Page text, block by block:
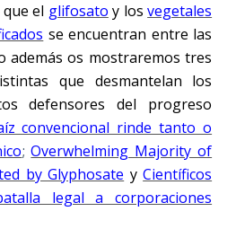
el glifosato y los vegetales
se encuentran entre las
además os mostraremos tres
que desmantelan los
defensores del progreso
convencional rinde tanto o
;Overwhelming Majority of
by Glyphosate y Científicos
legal a corporaciones